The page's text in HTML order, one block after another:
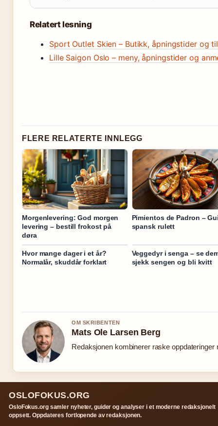
Relatert lesning
Sport Outlet Skien – Butikk, åpningstider og
Lille Saigon Oslo – meny, åpningstider og
FLERE RELATERTE INNLEGG
Morgenlevering: God morgen
levering – bestill frokost på
døra
Pimientos de Padron –
spansk rulett
Hvor mange dager i et år?
Normalår, skuddår forklart
Veggedyr i senga – se
sjekk sengen og bli kvitt
OM SKRIBENTEN
Mats Ole Larsen Berg
Redaksjonen kombinerer raske oppdateringer
OSLOFOKUS.ORG
OsloFokus.org samler nyheter, guider og analyser i et moderne redaksjonelt
oppsett. Oppdateres fortlopende av redaksjonen.